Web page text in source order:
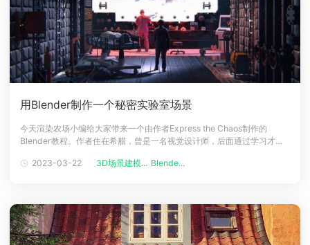
用Blender制作一个秘密实验室场景
今天渲染农场小编给大家带来一个由作者Express the Chaos制作的
Blender教程。作者住在希腊，曾是一名视觉设计师，后面通过学习才开
找准工具我用3D-Coat生成一些资产，用Blender渲染，用Photoshop进
2023-03-22 3D场景建模... Blende...